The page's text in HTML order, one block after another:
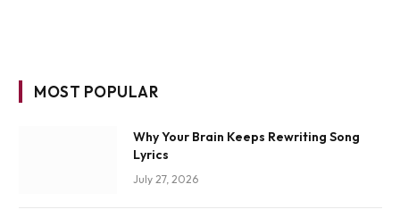
MOST POPULAR
Why Your Brain Keeps Rewriting Song
Lyrics
July 27, 2026